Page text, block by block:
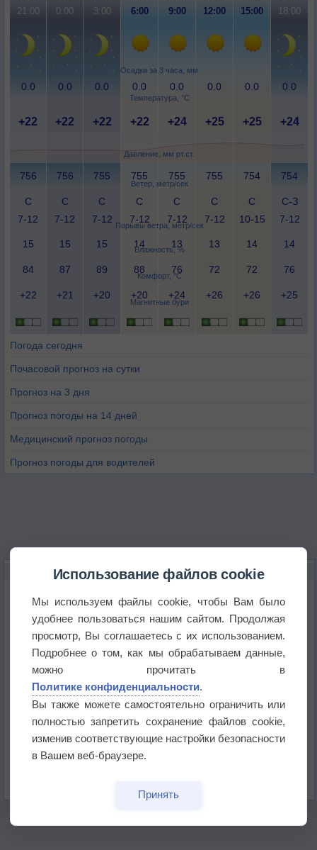
Осадки за 3 часа, мм
Температура, °C
Давление, мм рт.ст.
Ветер, метр/сек
Порывы ветра, метр/сек
Влажность, %
Комфорт, °C
Магнитные бури
21:00 0:00 3:00 6:00 9:00 12:00 15:00 18:00
0.0 0.0 0.0 0.0 0.0 0.0 0.0 0.0
+22 +22 +22 +22 +24 +25 +25 +24
756 756 755 755 755 755 754 754
С
7-12
С
7-12
С
7-12
С
7-12
С
7-12
С
7-12
С
10-15
С-З
7-12
15 15 15 14 13 13 14 14
84 87 89 88 76 72 72 76
+22 +21 +20 +20 +24 +26 +26 +25
Погода сегодня
Почасовой прогноз на сутки
Прогноз на 3 дня
Прогноз погоды на 14 дней
Медицинский прогноз погоды
Прогноз погоды для водителей
НОВОЕ О ПОГОДЕ
Атмосфера начала замерзать
В Приморье обнаружены морские волны тепла
Изменение климата повлияло на ареал обитания
бабочек
Погода в Екатеринбурге 6 августа
Использование файлов cookie
Мы используем файлы cookie, чтобы Вам было
удобнее пользоваться нашим сайтом. Продолжая
просмотр, Вы соглашаетесь с их использованием.
Подробнее о том, как мы обрабатываем данные,
можно прочитать в
Политике конфиденциальности.
Вы также можете самостоятельно ограничить или
полностью запретить сохранение файлов cookie,
изменив соответствующие настройки безопасности
в Вашем веб-браузере.
Принять